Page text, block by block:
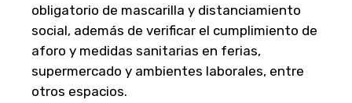
obligatorio de mascarilla y distanciamiento
social, además de verificar el cumplimiento de
aforo y medidas sanitarias en ferias,
supermercado y ambientes laborales, entre
otros espacios.